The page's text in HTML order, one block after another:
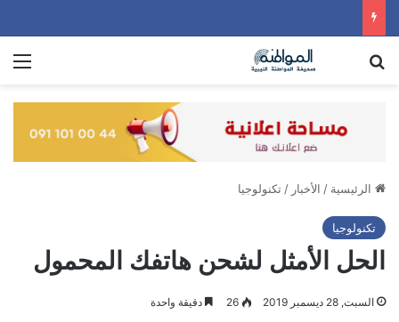
الرئيسية / الأخبار / تكنولوجيا
تكنولوجيا
الحل الأمثل لشحن هاتفك المحمول
السبت, 28 ديسمبر 2019 26 دقيقة واحدة